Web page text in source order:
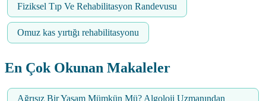
Fiziksel Tıp Ve Rehabilitasyon Randevusu
Omuz kas yırtığı rehabilitasyonu
En Çok Okunan Makaleler
Ağrısız Bir Yaşam Mümkün Mü? Algoloji Uzmanından